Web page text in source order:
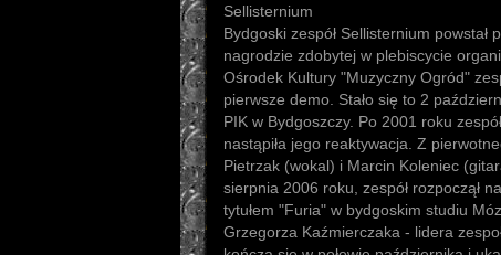
Sellisternium
Bydgoski zespół Sellisternium
nagrodzie zdobytej w plebiscycie
Ośrodek Kultury "Muzyczny Ogród"
pierwsze demo. Stało się to 2
PIK w Bydgoszczy. Po 2001 roku
nastąpiła jego reaktywacja. Z
Pietrzak (wokal) i Marcin Koleniec
sierpnia 2006 roku, zespół rozpoczął
tytułem "Furia" w bydgoskim studiu
Grzegorza Kaźmierczaka - lidera